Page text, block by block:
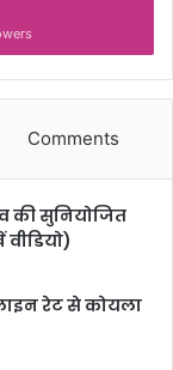
Comments
की सुनियोजित
रेट से कोयला